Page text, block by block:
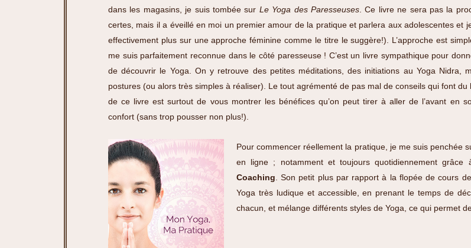
dans les magasins, je suis tombée sur Le Yoga des Paresseuses. Ce livre ne sera pas la
certes, mais il a éveillé en moi un premier amour de la pratique et parlera aux adolescentes et
effectivement plus sur une approche féminine comme le titre le suggère!). L’approche est
me suis parfaitement reconnue dans le côté paresseuse ! C’est un livre sympathique pour
de découvrir le Yoga. On y retrouve des petites méditations, des initiations au Yoga Nidra,
postures (ou alors très simples à réaliser). Le tout agrémenté de pas mal de conseils qui font
de ce livre est surtout de vous montrer les bénéfices qu’on peut tirer à aller de l’avant en
confort (sans trop pousser non plus!).
Pour commencer réellement la pratique, je me suis penchée
en ligne ; notamment et toujours quotidiennement
Coaching . Son petit plus par rapport à la flopée de cours
Yoga très ludique et accessible, en prenant le temps de
chacun, et mélange différents styles de Yoga, ce qui permet